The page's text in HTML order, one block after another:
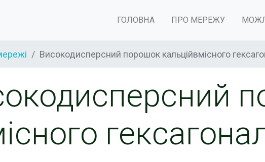
ГОЛОВНА ПРО МЕРЕЖУ
Високодисперсний порошок кальційвмісного